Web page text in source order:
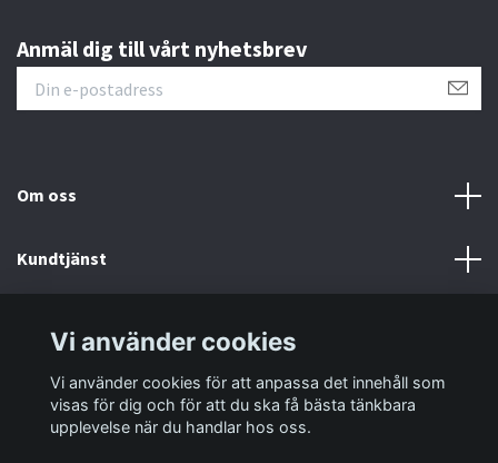
Anmäl dig till vårt nyhetsbrev
Om oss
Kundtjänst
Sociala medier
Vi använder cookies
Vi använder cookies för att anpassa det innehåll som
visas för dig och för att du ska få bästa tänkbara
upplevelse när du handlar hos oss.